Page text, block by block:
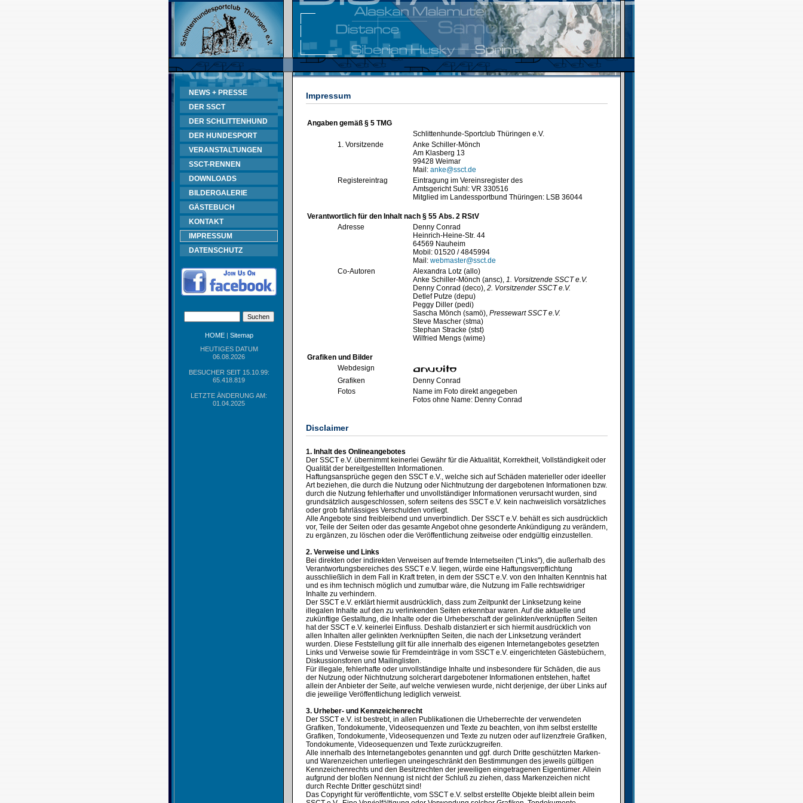
NEWS + PRESSE
DER SSCT
DER SCHLITTENHUND
DER HUNDESPORT
VERANSTALTUNGEN
SSCT-RENNEN
DOWNLOADS
BILDERGALERIE
GÄSTEBUCH
KONTAKT
IMPRESSUM
DATENSCHUTZ
HOME| Sitemap
HEUTIGES DATUM
06.08.2026
BESUCHER SEIT 15.10.99:
65.418.819
LETZTE ÄNDERUNG AM:
01.04.2025
Impressum
Angaben gemäß § 5 TMG
Schlittenhunde-Sportclub Thüringen e.V.
1. Vorsitzende
Anke Schiller-Mönch
Am Klasberg 13
99428 Weimar
Mail: anke@ssct.de
Registereintrag
Eintragung im Vereinsregister des
Amtsgericht Suhl: VR 330516
Mitglied im Landessportbund Thüringen: LSB 36044
Verantwortlich für den Inhalt nach § 55 Abs. 2 RStV
Adresse
Denny Conrad
Heinrich-Heine-Str. 44
64569 Nauheim
Mobil: 01520 / 4845994
Mail: webmaster@ssct.de
Co-Autoren
Alexandra Lotz (allo)
Anke Schiller-Mönch (ansc), 1. Vorsitzende SSCT e.V.
Denny Conrad (deco), 2. Vorsitzender SSCT e.V.
Detlef Putze (depu)
Peggy Diller (pedi)
Sascha Mönch (samö), Pressewart SSCT e.V.
Steve Mascher (stma)
Stephan Stracke (stst)
Wilfried Mengs (wime)
Grafiken und Bilder
Webdesign
Grafiken
Denny Conrad
Fotos
Name im Foto direkt angegeben
Fotos ohne Name: Denny Conrad
Disclaimer
1. Inhalt des Onlineangebotes
Der SSCT e.V. übernimmt keinerlei Gewähr für die Aktualität, Korrektheit, Vollständigkeit oder
Qualität der bereitgestellten Informationen.
Haftungsansprüche gegen den SSCT e.V., welche sich auf Schäden materieller oder ideeller
Art beziehen, die durch die Nutzung oder Nichtnutzung der dargebotenen Informationen bzw.
durch die Nutzung fehlerhafter und unvollständiger Informationen verursacht wurden, sind
grundsätzlich ausgeschlossen, sofern seitens des SSCT e.V. kein nachweislich vorsätzliches
oder grob fahrlässiges Verschulden vorliegt.
Alle Angebote sind freibleibend und unverbindlich. Der SSCT e.V. behält es sich ausdrücklich
vor, Teile der Seiten oder das gesamte Angebot ohne gesonderte Ankündigung zu verändern,
zu ergänzen, zu löschen oder die Veröffentlichung zeitweise oder endgültig einzustellen.
2. Verweise und Links
Bei direkten oder indirekten Verweisen auf fremde Internetseiten ("Links"), die außerhalb des
Verantwortungsbereiches des SSCT e.V. liegen, würde eine Haftungsverpflichtung
ausschließlich in dem Fall in Kraft treten, in dem der SSCT e.V. von den Inhalten Kenntnis hat
und es ihm technisch möglich und zumutbar wäre, die Nutzung im Falle rechtswidriger
Inhalte zu verhindern.
Der SSCT e.V. erklärt hiermit ausdrücklich, dass zum Zeitpunkt der Linksetzung keine
illegalen Inhalte auf den zu verlinkenden Seiten erkennbar waren. Auf die aktuelle und
zukünftige Gestaltung, die Inhalte oder die Urheberschaft der gelinkten/verknüpften Seiten
hat der SSCT e.V. keinerlei Einfluss. Deshalb distanziert er sich hiermit ausdrücklich von
allen Inhalten aller gelinkten /verknüpften Seiten, die nach der Linksetzung verändert
wurden. Diese Feststellung gilt für alle innerhalb des eigenen Internetangebotes gesetzten
Links und Verweise sowie für Fremdeinträge in vom SSCT e.V. eingerichteten Gästebüchern,
Diskussionsforen und Mailinglisten.
Für illegale, fehlerhafte oder unvollständige Inhalte und insbesondere für Schäden, die aus
der Nutzung oder Nichtnutzung solcherart dargebotener Informationen entstehen, haftet
allein der Anbieter der Seite, auf welche verwiesen wurde, nicht derjenige, der über Links auf
die jeweilige Veröffentlichung lediglich verweist.
3. Urheber- und Kennzeichenrecht
Der SSCT e.V. ist bestrebt, in allen Publikationen die Urheberrechte der verwendeten
Grafiken, Tondokumente, Videosequenzen und Texte zu beachten, von ihm selbst erstellte
Grafiken, Tondokumente, Videosequenzen und Texte zu nutzen oder auf lizenzfreie Grafiken,
Tondokumente, Videosequenzen und Texte zurückzugreifen.
Alle innerhalb des Internetangebotes genannten und ggf. durch Dritte geschützten Marken-
und Warenzeichen unterliegen uneingeschränkt den Bestimmungen des jeweils gültigen
Kennzeichenrechts und den Besitzrechten der jeweiligen eingetragenen Eigentümer. Allein
aufgrund der bloßen Nennung ist nicht der Schluß zu ziehen, dass Markenzeichen nicht
durch Rechte Dritter geschützt sind!
Das Copyright für veröffentlichte, vom SSCT e.V. selbst erstellte Objekte bleibt allein beim